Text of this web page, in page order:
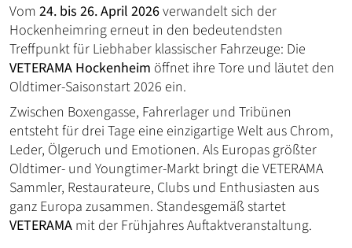
Vom 24. bis 26. April 2026verwandelt sich der
Hockenheimring erneut in den bedeutendsten
Treffpunkt für Liebhaber klassischer Fahrzeuge: Die
VETERAMA Hockenheim öffnet ihre Tore und läutet den
Oldtimer-Saisonstart 2026 ein.
Zwischen Boxengasse, Fahrerlager und Tribünen
entsteht für drei Tage eine einzigartige Welt aus Chrom,
Leder, Ölgeruch und Emotionen. Als Europas größter
Oldtimer- und Youngtimer-Markt bringt die VETERAMA
Sammler, Restaurateure, Clubs und Enthusiasten aus
ganz Europa zusammen. Standesgemäß startet
VETERAMA mit der Frühjahres Auftaktveranstaltung.